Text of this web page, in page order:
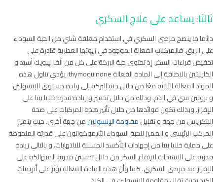
ثالثا: يساعد على علاج السكري
دائما ما ينصح مرضى السكري في استخدام معلقة شاي من الحبة السوداء
على الريق. فالمركبات الفعالة الموجود في زيوتها العطرية قادرة على
تخفيض قراءات السكر. إذ تحتوي حبة البركة على كل من ألفا ليبويك أسيد و
الكارنيتين بالاضافة إلى المادة الفعالة thymoquinone. يؤدي تناول هذه
المواد الفعالة الثلاثة معًا من خلال حبة البركة إلى زيادة مستوى الإنسولين
و بروتين سي في الدم. وذلك من خلال تحفيز و زيادة قدرة خلايا بيتا على
الإفراز. وبذلك تكون فوائدها من خلال تأثير هذه المركبات على صحة
البنكرياس من جهة و تقليلمقاومة الإنسولينمن جهة أخرى. حيث يتميز
المركب الرئيسي و المميز للحبة السوداء الثايموكوانون على قدرته الملحوظة
على حماية خلايا بيتا من إجهادات التأكسد المسببة للالتهابات. و بالتالي زيادة
قدرته على الاستجابة لارتفاع السكر من خلال تحسين قدرته المتهالكة على
الإفراز عند مرضى السكري. كما وأن هذه المادة الفعالة تؤثر على أنزيمات